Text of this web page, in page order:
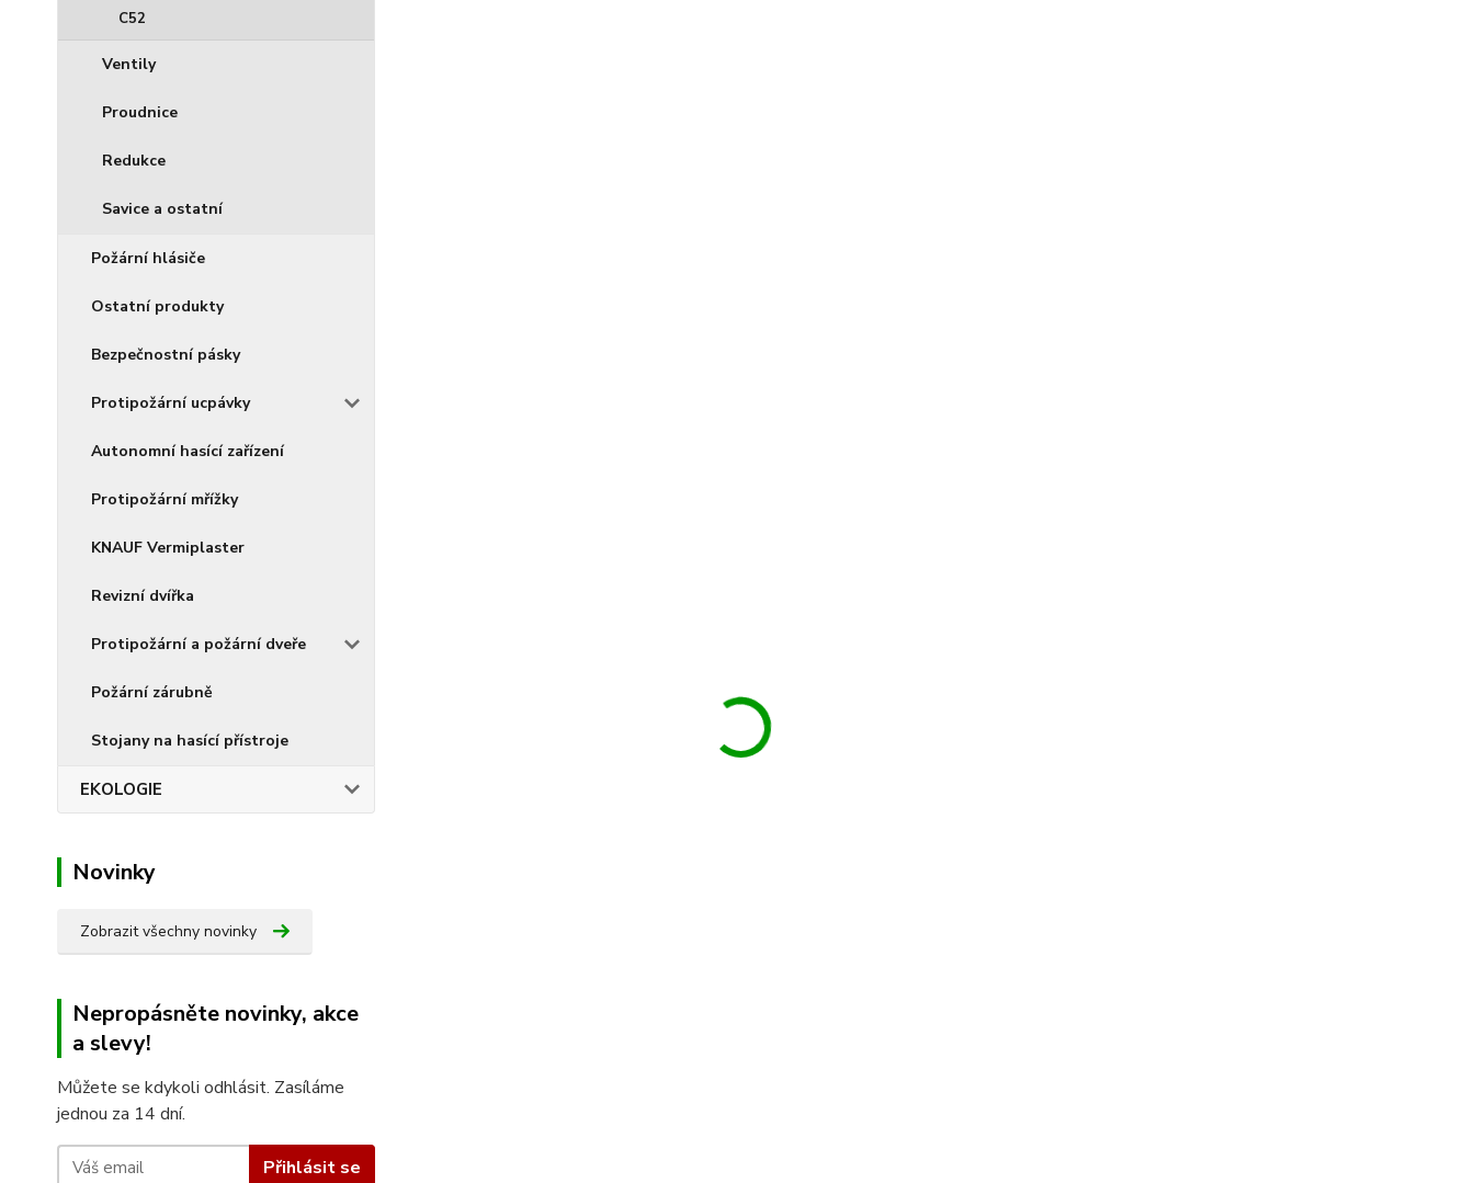
C52
Ventily
Proudnice
Redukce
Savice a ostatní
Požární hlásiče
Ostatní produkty
Bezpečnostní pásky
Protipožární ucpávky
Autonomní hasící zařízení
Protipožární mřížky
KNAUF Vermiplaster
Revizní dvířka
Protipožární a požární dveře
Požární zárubně
Stojany na hasící přístroje
EKOLOGIE
Novinky
Zobrazit všechny novinky
Nepropásněte novinky, akce
a slevy!
Můžete se kdykoli odhlásit. Zasíláme
jednou za 14 dní.
Přihlásit se